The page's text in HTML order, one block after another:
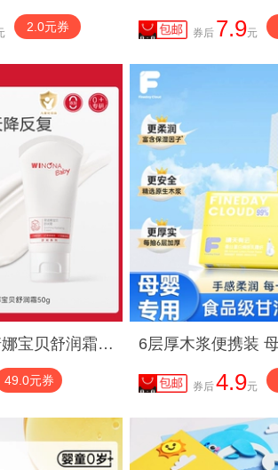
2.0元券 券后 7.9元
【店铺派样】薇诺娜宝贝舒润霜宝宝特护霜婴儿润肤乳
49.0元券 券后4.9元